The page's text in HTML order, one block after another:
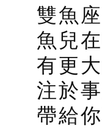
雙魚座
魚兒
有更
注於
帶給